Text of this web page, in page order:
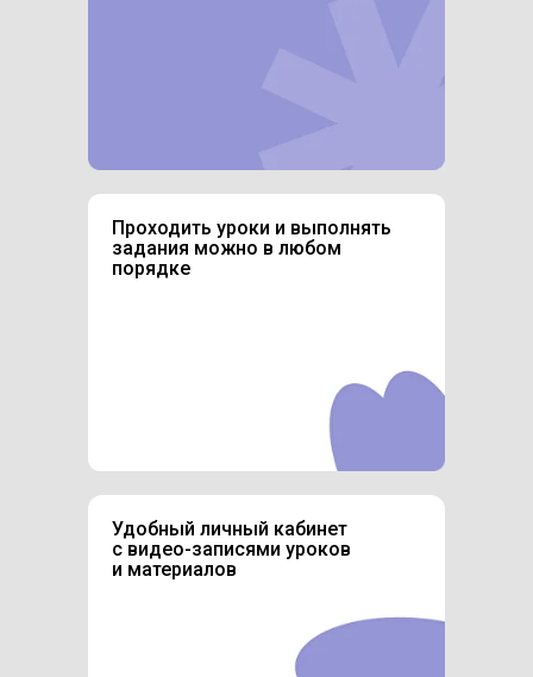
Проходить уроки и выполнять
задания можно в любом
порядке
Удобный личный кабинет
с видео-записями уроков
и материалов